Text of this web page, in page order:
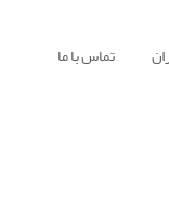
تماس با ما